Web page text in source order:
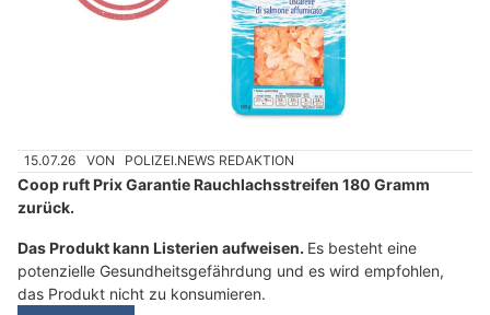
15.07.26 VON POLIZEI.NEWS REDAKTION
Coop ruft Prix Garantie Rauchlachsstreifen 180 Gramm
zurück.
Das Produkt kann Listerien aufweisen. Es besteht eine
potenzielle Gesundheitsgefährdung und es wird empfohlen,
das Produkt nicht zu konsumieren.